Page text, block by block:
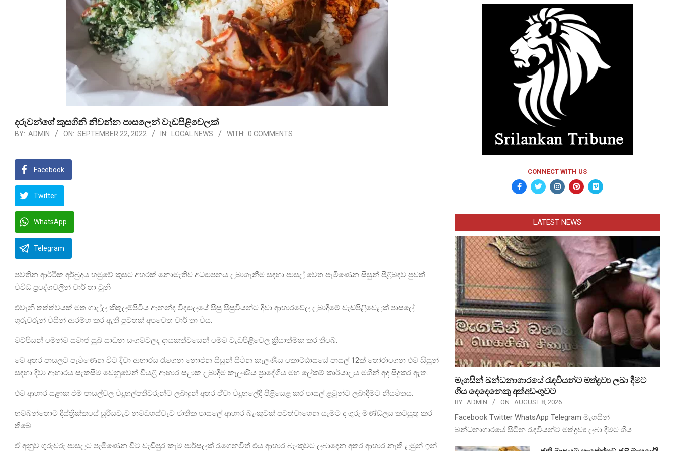
දරුවන්ගේ කුසගිනි නිවන්න පාසලෙන් වැඩපිළිවෙලක්
BY: ADMIN ON: SEPTEMBER 22, 2022 IN: LOCAL NEWS WITH: 0 COMMENTS
Facebook
Twitter
WhatsApp
Telegram
පවතින ආර්ථික අර්බුදය හමුවේ කුසට අහරක් නොමැතිව අධ්‍යාපනය ලබාගැනීම සඳහා පාසල් වෙත පැමිණෙන සිසුන් පිළිබඳව පුවත්
විවිධ ප්‍රදේශවලින් වාර් තා වුනි
එවැනි තත්ත්වයක් මත ගාල්ල කිතුලම්පිටිය ආනන්ද විද්‍යාලයේ සිසු සිසුවියන්ට දිවා ආහාරවේල ලබාදීමේ වැඩපිළිවෙළක් පාසලේ
ගුරුවරුන් විසින් ආරම්භ කර ඇති පුවතක් අපවෙත වාර් තා විය.
මව්පියන් මෙන්ම සමාජ සුබ සාධන සංගම්වලද දායකත්වයෙන් මෙම වැඩපිළිවෙල ක්‍රියාත්මක කර තිබේ.
මේ අතර පාසලට පැමිණෙන විට දිවා ආහාරය රැගෙන නොඑන සිසුන් සිටින කැලණිය කොට්ඨාසයේ පාසල් 12ක් තෝරාගෙන එම සිසුන්
සඳහා දිවා ආහාරය සැකසීම වෙනුවෙන් වියළි ආහාර සළාක ලබාදීම කැලණිය ප්‍රාදේශීය මහ ලේකම් කාර්යාලය මගින් අද සිදුකර ඇත.
එම ආහාර සළාක එම පාසල්වල විදුහල්පතිවරුන්ට ලබාදුන් අතර ඒවා විදුහලේදී පිළියෙළ කර පාසල් ළමුන්ට ලබාදීමට නියමිතය.
හම්බන්තොට දිස්ත්‍රික්කයේ සූරියවැව නමඩගස්වැව ජාතික පාසලේ ආහාර බැංකුවක් පවත්වාගෙන යෑමට ද ගුරු මණ්ඩලය කටයුතු කර
තිබේ.
ඒ අනුව ගුරුවරු පාසලට පැමිණෙන විට වැඩිපුර කෑම පාර්සලක් රැගෙනවිත් එය ආහාර බැංකුවට ලබාදෙන අතර ආහාර නැති ළමුන් ඉන්
CONNECT WITH US
LATEST NEWS
මැගසින් බන්ධනාගාරයේ රැඳවියන්ට මත්ද්‍රව්‍ය ලබා දීමට
ගිය දෙදෙනෙකු අත්අඩංගුවට
BY: ADMIN ON: AUGUST 8, 2026
Facebook Twitter WhatsApp Telegram මැගසින්
බන්ධනාගාරයේ සිටින රැඳවියන්ට මත්ද්‍රව්‍ය ලබා දීමට ගිය